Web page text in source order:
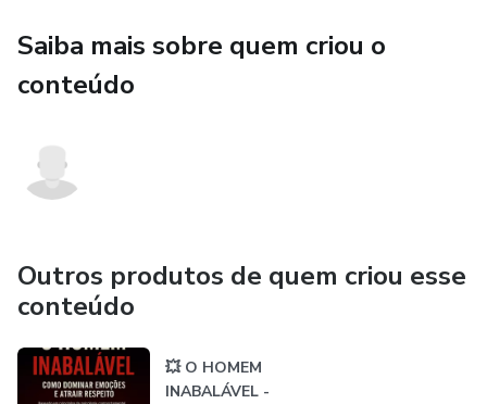
A história que a esquerda quer esconder e que a mídia
NUNCA terá coragem de publicar.
Saiba mais sobre quem criou o
conteúdo
Outros produtos de quem criou esse
conteúdo
💥 O HOMEM
INABALÁVEL -